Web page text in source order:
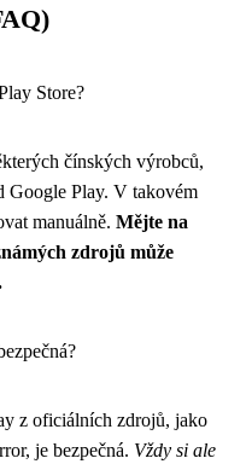
Store?
čínských výrobců,
Google Play. V takovém
manuálně. Mějte na
zdrojů může
z oficiálních zdrojů, jako
je bezpečná. Vždy si ale